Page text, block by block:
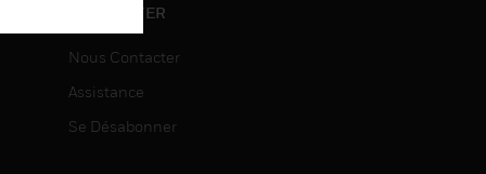
CONTACTER
Nous Contacter
Assistance
Se Désabonner